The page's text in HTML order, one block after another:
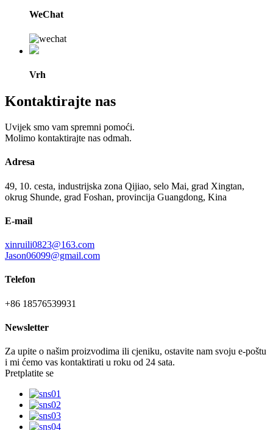
WeChat
Vrh
Kontaktirajte nas
Uvijek smo vam spremni pomoći.
Molimo kontaktirajte nas odmah.
Adresa
49, 10. cesta, industrijska zona Qijiao, selo Mai, grad Xingtan,
okrug Shunde, grad Foshan, provincija Guangdong, Kina
E-mail
xinruili0823@163.com
Jason06099@gmail.com
Telefon
+86 18576539931
Newsletter
Za upite o našim proizvodima ili cjeniku, ostavite nam svoju e-poštu
i mi ćemo vas kontaktirati u roku od 24 sata.
Pretplatite se